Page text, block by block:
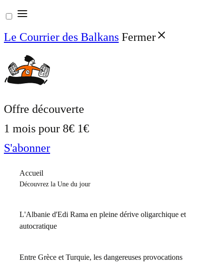
Aller
au
contenu
Le Courrier des Balkans Fermer
Offre découverte
1 mois pour 8€ 1€
S'abonner
Accueil
Découvrez la Une du jour
L'Albanie d'Edi Rama en pleine dérive oligarchique et
autocratique
Entre Grèce et Turquie, les dangereuses provocations